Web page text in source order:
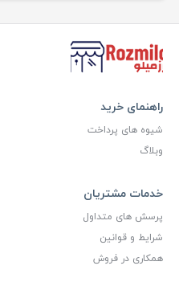
راهنمای خرید
شیوه های پرداخت
وبلاگ
خدمات مشتریان
پرسش های متداول
شرایط و قوانین
همکاری در فروش